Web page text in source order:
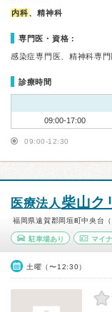
内科、精神科
専門医・資格：
感染症専門医、精神科専門
診療時間
09:00-17:00
09:00-12:30
医療法人柴山ク
福岡県遠賀郡岡垣町中央台（
駐車場あり マイ
土曜（〜12:30）